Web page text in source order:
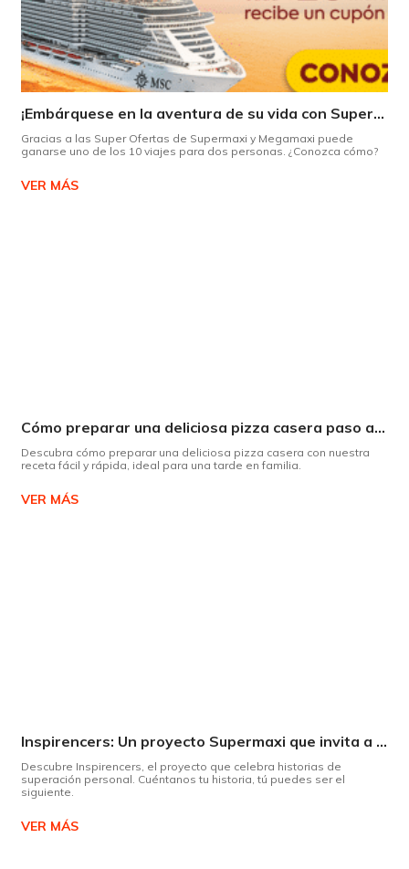
¡Embárquese en la aventura de su vida con Supermaxi!
Gracias a las Super Ofertas de Supermaxi y Megamaxi puede
ganarse uno de los 10 viajes para dos personas. ¿Conozca cómo?
VER MÁS
Cómo preparar una deliciosa pizza casera paso a paso
Descubra cómo preparar una deliciosa pizza casera con nuestra
receta fácil y rápida, ideal para una tarde en familia.
VER MÁS
Inspirencers: Un proyecto Supermaxi que invita a ser parte del cambio.
Descubre Inspirencers, el proyecto que celebra historias de
superación personal. Cuéntanos tu historia, tú puedes ser el
siguiente.
VER MÁS